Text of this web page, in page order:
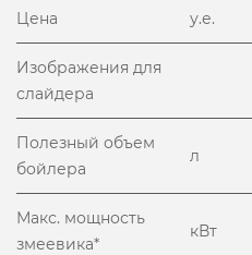
Цена у.е.
Изображения для
слайдера
Полезный объем
бойлера
л
Макс. мощность
змеевика*
кВт